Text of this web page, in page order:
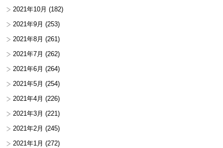
2021年10月 (182)
2021年9月 (253)
2021年8月 (261)
2021年7月 (262)
2021年6月 (264)
2021年5月 (254)
2021年4月 (226)
2021年3月 (221)
2021年2月 (245)
2021年1月 (272)